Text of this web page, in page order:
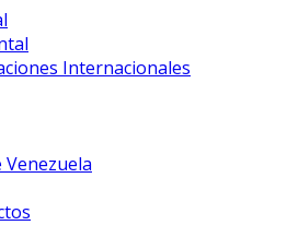
Internacionales